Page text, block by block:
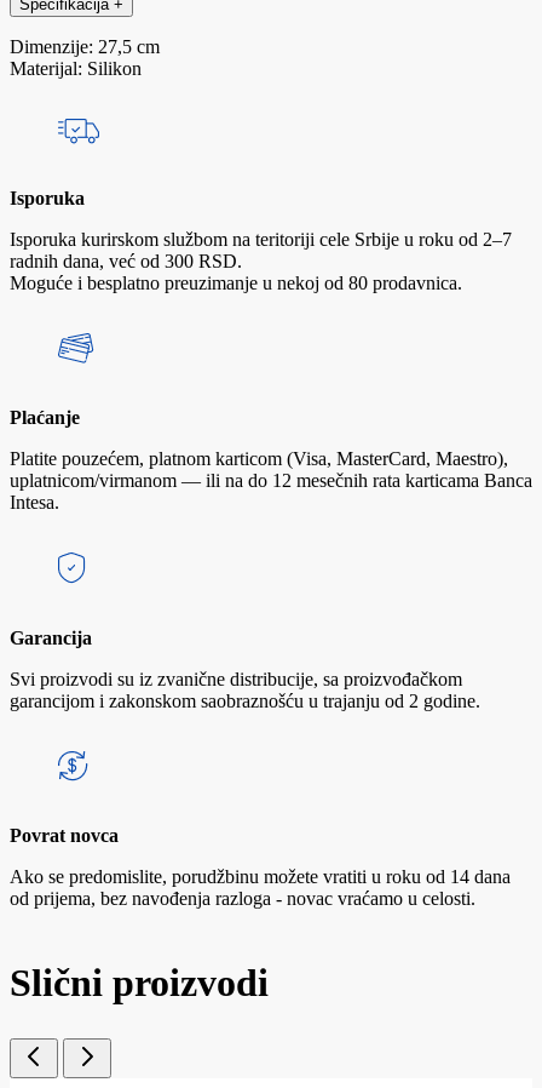
Specifikacija +
Dimenzije: 27,5 cm
Materijal: Silikon
Isporuka
Isporuka kurirskom službom na teritoriji cele Srbije u roku od 2–7
radnih dana, već od 300 RSD.
Moguće i besplatno preuzimanje u nekoj od 80 prodavnica.
Plaćanje
Platite pouzećem, platnom karticom (Visa, MasterCard, Maestro),
uplatnicom/virmanom — ili na do 12 mesečnih rata karticama Banca
Intesa.
Garancija
Svi proizvodi su iz zvanične distribucije, sa proizvođačkom
garancijom i zakonskom saobraznošću u trajanju od 2 godine.
Povrat novca
Ako se predomislite, porudžbinu možete vratiti u roku od 14 dana
od prijema, bez navođenja razloga - novac vraćamo u celosti.
Slični proizvodi